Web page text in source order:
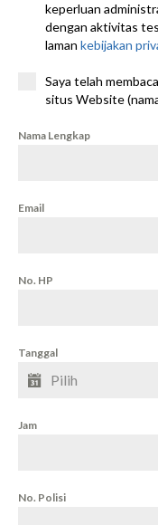
keperluan
dengan aktivitas
laman kebijakan
Saya telah
situs Website
Nama Lengkap
Email
No. HP
Tanggal
Jam
No. Polisi